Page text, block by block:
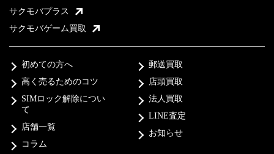
サクモバプラス
サクモバゲーム買取
初めての方へ
高く売るためのコツ
SIMロック解除につい
て
店舗一覧
コラム
郵送買取
店頭買取
法人買取
LINE査定
お知らせ